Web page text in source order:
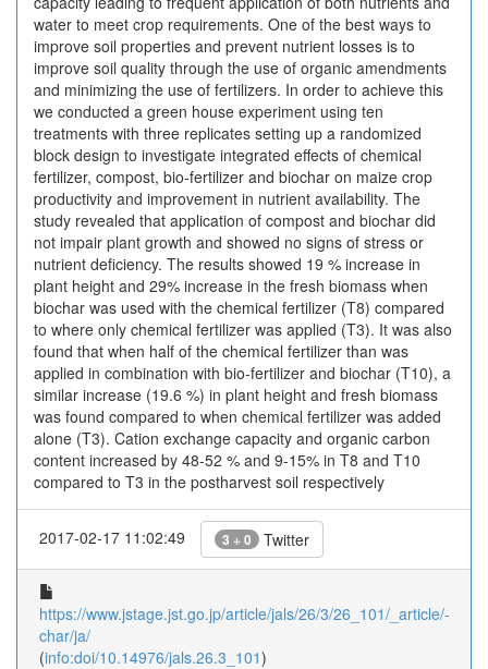
water to meet crop requirements. One of the best ways to
improve soil properties and prevent nutrient losses is to
improve soil quality through the use of organic amendments
and minimizing the use of fertilizers. In order to achieve this
we conducted a green house experiment using ten
treatments with three replicates setting up a randomized
block design to investigate integrated effects of chemical
fertilizer, compost, bio-fertilizer and biochar on maize crop
productivity and improvement in nutrient availability. The
study revealed that application of compost and biochar did
not impair plant growth and showed no signs of stress or
nutrient deficiency. The results showed 19 % increase in
plant height and 29% increase in the fresh biomass when
biochar was used with the chemical fertilizer (T8) compared
to where only chemical fertilizer was applied (T3). It was also
found that when half of the chemical fertilizer than was
applied in combination with bio-fertilizer and biochar (T10), a
similar increase (19.6 %) in plant height and fresh biomass
was found compared to when chemical fertilizer was added
alone (T3). Cation exchange capacity and organic carbon
content increased by 48-52 % and 9-15% in T8 and T10
compared to T3 in the postharvest soil respectively
2017-02-17 11:02:49 3 + 0 Twitter
https://www.jstage.jst.go.jp/article/jals/26/3/26_101/_article/-
char/ja/
(info:doi/10.14976/jals.26.3_101)